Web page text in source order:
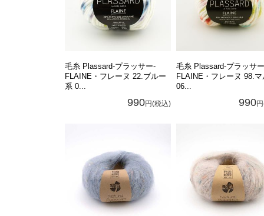
毛糸 Plassard-プラッサー-
FLAINE・フレーヌ 22.ブルー
系 0...
990円(税込)
毛糸 Plassard-プラッサ
FLAINE・フレーヌ 98.マ
06...
990